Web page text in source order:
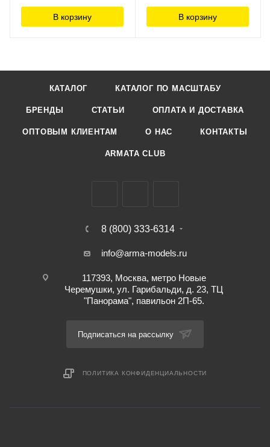
В корзину В корзину
КАТАЛОГ КАТАЛОГ ПО МАСШТАБУ
БРЕНДЫ СТАТЬИ ОПЛАТА И ДОСТАВКА
ОПТОВЫМ КЛИЕНТАМ О НАС КОНТАКТЫ
ARMATA CLUB
8 (800) 333-6314
info@arma-models.ru
117393, Москва, метро Новые
Черемушки, ул. Гарибальди, д. 23, ТЦ
"Панорама", павильон 2П-65.
Подписаться на рассылку
ПОЛИТИКА КОНФИДЕНЦИАЛЬНОСТИ